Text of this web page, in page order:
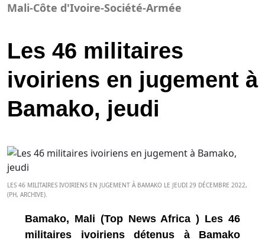
Mali-Côte d'Ivoire-Société-Armée
Les 46 militaires
ivoiriens en jugement à
Bamako, jeudi
LES 46 MILITAIRES IVOIRIENS EN JUGEMENT À BAMAKO LE JEUDI 29 DÉCEMBRE 2022,
(PH, ARCHIVE).
Bamako, Mali (Top News Africa ) Les 46
militaires ivoiriens détenus à Bamako